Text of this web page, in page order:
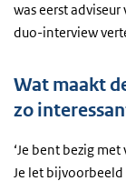
was eerst
duo-interview
Wat maakt
zo
‘Je bent bezig
Je let